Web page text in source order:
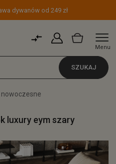
dywanów od 249 zł
Menu
SZUKAJ
nowoczesne
luxury eym szary